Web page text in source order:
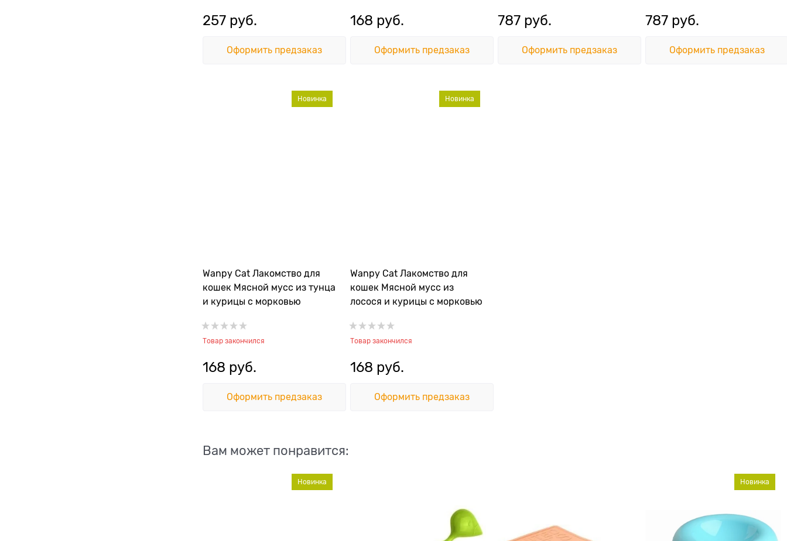
257 руб.
Оформить предзаказ
168 руб.
Оформить предзаказ
787 руб.
Оформить предзаказ
787 руб.
Оформить предзаказ
Wanpy Cat Лакомство для
кошек Мясной мусс из тунца
и курицы с морковью
Новинка
Товар закончился
168 руб.
Оформить предзаказ
Wanpy Cat Лакомство для
кошек Мясной мусс из
лосося и курицы с морковью
Новинка
Товар закончился
168 руб.
Оформить предзаказ
Вам может понравится:
Новинка Новинка